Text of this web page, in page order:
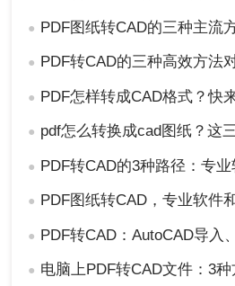
● PDF图纸转CAD的三种主流方法对比（2026实
● PDF转CAD的三种高效方法对比：精准
● PDF怎样转成CAD格式？快来学
● pdf怎么转换成cad图纸？这
● PDF转CAD的3种路径：专业软件、在线
● PDF图纸转CAD，专业软件和
● PDF转CAD：AutoCAD导入、在线工具和
● 电脑上PDF转CAD文件：3种方法按文件